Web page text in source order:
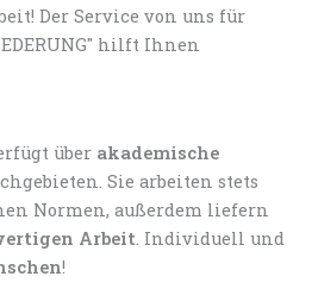
Der Service von uns für
hilft Ihnen
über akademische
Sie arbeiten stets
Normen, außerdem liefern
Arbeit. Individuell und
!